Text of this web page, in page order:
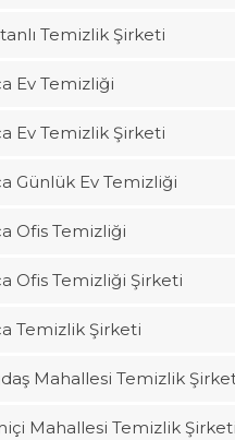
Temizlik Şirketi
Ev Temizliği
Ev Temizlik Şirketi
Günlük Ev Temizliği
Ofis Temizliği
Ofis Temizliği Şirketi
Temizlik Şirketi
Mahallesi Temizlik
Mahallesi Temizlik Şirketi